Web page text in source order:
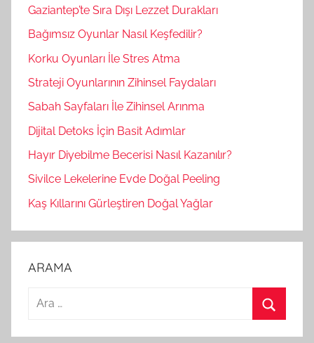
Gaziantep’te Sıra Dışı Lezzet Durakları
Bağımsız Oyunlar Nasıl Keşfedilir?
Korku Oyunları İle Stres Atma
Strateji Oyunlarının Zihinsel Faydaları
Sabah Sayfaları İle Zihinsel Arınma
Dijital Detoks İçin Basit Adımlar
Hayır Diyebilme Becerisi Nasıl Kazanılır?
Sivilce Lekelerine Evde Doğal Peeling
Kaş Kıllarını Gürleştiren Doğal Yağlar
ARAMA
a